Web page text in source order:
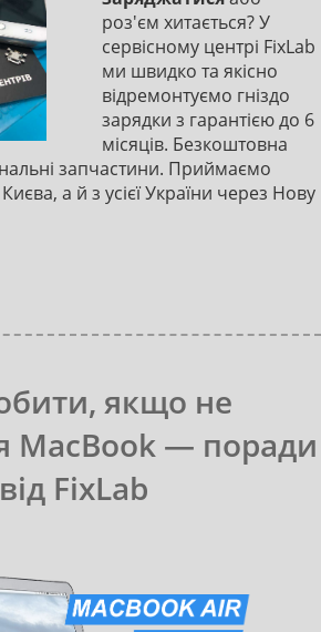
роз'єм хитається? У
сервісному центрі FixLab
ми швидко та якісно
відремонтуємо гніздо
зарядки з гарантією до 6
місяців. Безкоштовна
запчастини. Приймаємо
а й з усієї України через Нову
якщо не
MacBook — поради
від FixLab